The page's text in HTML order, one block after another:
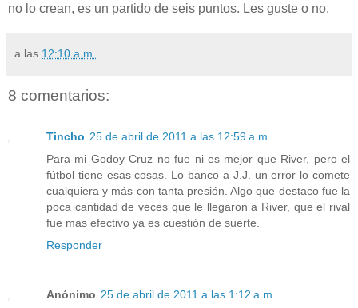
no lo crean, es un partido de seis puntos. Les guste o no.
a las 12:10 a.m.
8 comentarios:
Tincho 25 de abril de 2011 a las 12:59 a.m.
Para mi Godoy Cruz no fue ni es mejor que River, pero el
fútbol tiene esas cosas. Lo banco a J.J. un error lo comete
cualquiera y más con tanta presión. Algo que destaco fue la
poca cantidad de veces que le llegaron a River, que el rival
fue mas efectivo ya es cuestión de suerte.
Responder
Anónimo 25 de abril de 2011 a las 1:12 a.m.